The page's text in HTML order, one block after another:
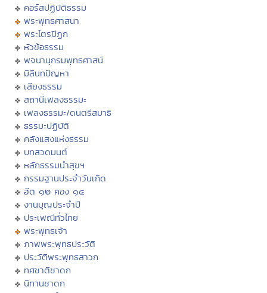
คอร์สปฏิบัติธรรม
พระพุทธศาสนา
พระไตรปิฏก
หัวข้อธรรม
พจนานุกรมพุทธศาสน์
มิลินทปัญหา
เสียงธรรม
สถานีเพลงธรรมะ
เพลงธรรมะ/ดนตรีสมาธิ
ธรรมะปฏิบัติ
คลังแสงแห่งธรรม
บทสวดมนต์
หลักธรรมนำสุขฯ
กรรมฐานประจำวันเกิด
ฮีต ๑๒ คอง ๑๔
งานบุญประจำปี
ประเพณีทั่วไทย
พระพุทธเจ้า
ภาพพระพุทธประวัติ
ประวัติพระพุทธสาวก
ทศชาติชาดก
นิทานชาดก